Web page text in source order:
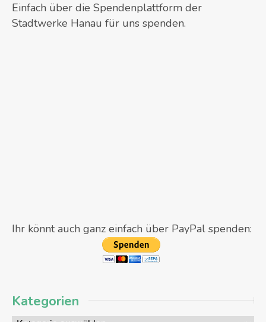
Einfach über die Spendenplattform der
Stadtwerke Hanau für uns spenden.
Ihr könnt auch ganz einfach über PayPal spenden:
Kategorien